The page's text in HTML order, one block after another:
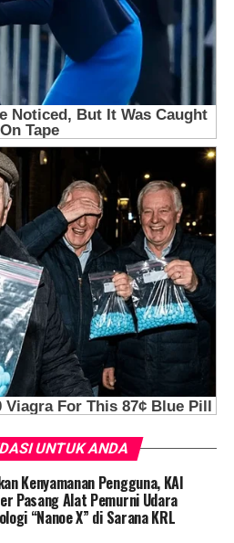
UNTUK ANDA
Kenyamanan Pengguna, KAI
Pasang Alat Pemurni Udara
“Nanoe X” di Sarana KRL